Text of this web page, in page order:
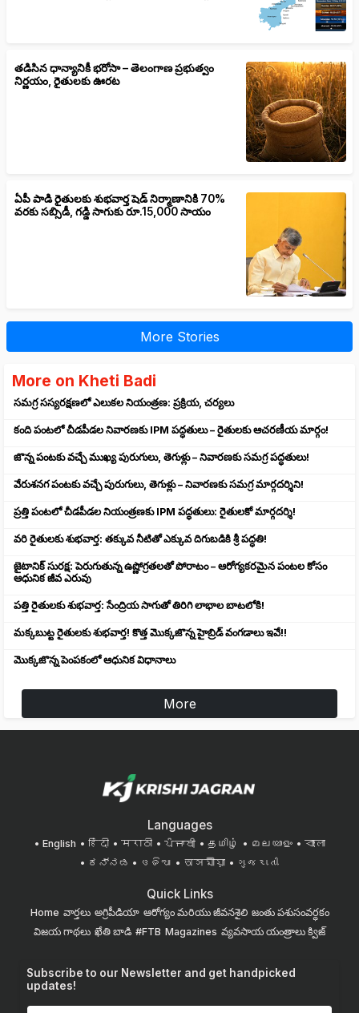
తడిసిన ధాన్యానికీ భరోసా – తెలంగాణ ప్రభుత్వం
నిర్ణయం, రైతులకు ఊరట
ఏపీ పాడి రైతులకు శుభవార్త షెడ్ నిర్మాణానికి 70%
వరకు సబ్సిడీ, గడ్డి సాగుకు రూ.15,000 సాయం
More Stories
More on Kheti Badi
సమగ్ర సస్యరక్షణలో ఎలుకల నియంత్రణ: ప్రక్రియ, చర్యలు
కంది పంటలో చీడపీడల నివారణకు IPM పద్ధతులు – రైతులకు ఆచరణీయ మార్గం!
జొన్న పంటకు వచ్చే ముఖ్య పురుగులు, తెగుళ్లు – నివారణకు సమగ్ర పద్ధతులు!
వేరుశనగ పంటకు వచ్చే పురుగులు, తెగుళ్లు – నివారణకు సమగ్ర మార్గదర్శిని!
ప్రత్తి పంటలో చీడపీడల నియంత్రణకు IPM పద్ధతులు: రైతులకో మార్గదర్శి!
వరి రైతులకు శుభవార్త: తక్కువ నీటితో ఎక్కువ దిగుబడికి శ్రీ పద్ధతి!
జైటానిక్ సురక్ష: పెరుగుతున్న ఉష్ణోగ్రతలతో పోరాటం – ఆరోగ్యకరమైన పంటల కోసం
ఆధునిక జీవ ఎరువు
పత్తి రైతులకు శుభవార్త: సేంద్రియ సాగుతో తిరిగి లాభాల బాటలోకి!
మక్కబుట్ట రైతులకు శుభవార్త! కొత్త మొక్కజొన్న హైబ్రిడ్ వంగడాలు ఇవే!!
మొక్కజొన్న పెంపకంలో ఆధునిక విధానాలు
More
Languages
English हिंदी मराठी ਪੰਜਾਬੀ தமிழ் മലയാളം
বাংলা
ಕನ್ನಡ
ଓଡିଆ অসমীয়া ગુજરાતી
Quick Links
Home వార్తలు అగ్రిపీడియా ఆరోగ్యం మరియు జీవనశైలి జంతు పశుసంవర్ధకం
విజయ గాథలు ఖేతి బాడి #FTB Magazines వ్యవసాయ యంత్రాలు క్విజ్
Subscribe to our Newsletter and get handpicked
updates!